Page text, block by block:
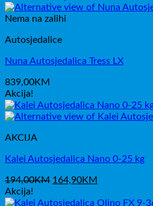
bila
je:
je:
Nema na zalihi
Autosjedalice
Nuna Autosjedalica Tress LX
839,00KM
Akcija!
AKCIJA
Kalei Autosjedalica Nano 0-25 kg
194,00KM Izvorna
bila
164,90KM
je:
Akcija!